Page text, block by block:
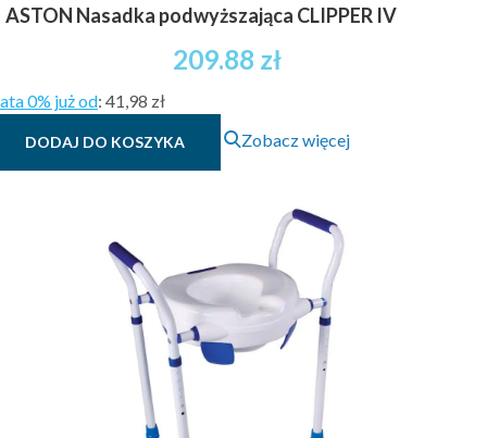
ASTON Nasadka podwyższająca CLIPPER IV
209.88 zł
0% już od: 41,98 zł
DODAJ DO KOSZYKA Zobacz więcej